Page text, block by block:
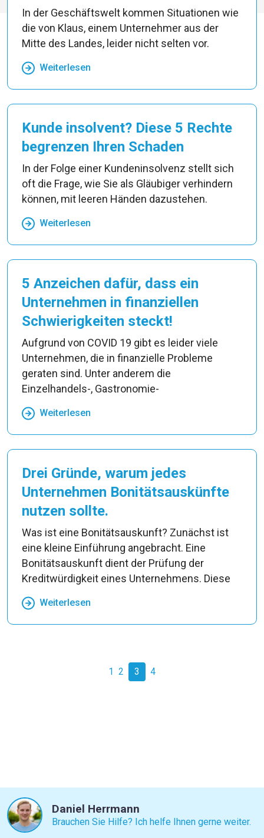
In der Geschäftswelt kommen Situationen wie
die von Klaus, einem Unternehmer aus der
Mitte des Landes, leider nicht selten vor.
Weiterlesen
Kunde insolvent? Diese 5 Rechte
begrenzen Ihren Schaden
In der Folge einer Kundeninsolvenz stellt sich
oft die Frage, wie Sie als Gläubiger verhindern
können, mit leeren Händen dazustehen.
Weiterlesen
5 Anzeichen dafür, dass ein
Unternehmen in finanziellen
Schwierigkeiten steckt!
Aufgrund von COVID 19 gibt es leider viele
Unternehmen, die in finanzielle Probleme
geraten sind. Unter anderem die
Einzelhandels-, Gastronomie-
Weiterlesen
Drei Gründe, warum jedes
Unternehmen Bonitätsauskünfte
nutzen sollte.
Was ist eine Bonitätsauskunft? Zunächst ist
eine kleine Einführung angebracht. Eine
Bonitätsauskunft dient der Prüfung der
Kreditwürdigkeit eines Unternehmens. Diese
Weiterlesen
1 2 3 4
Daniel Herrmann
Brauchen Sie Hilfe? Ich helfe Ihnen gerne weiter.